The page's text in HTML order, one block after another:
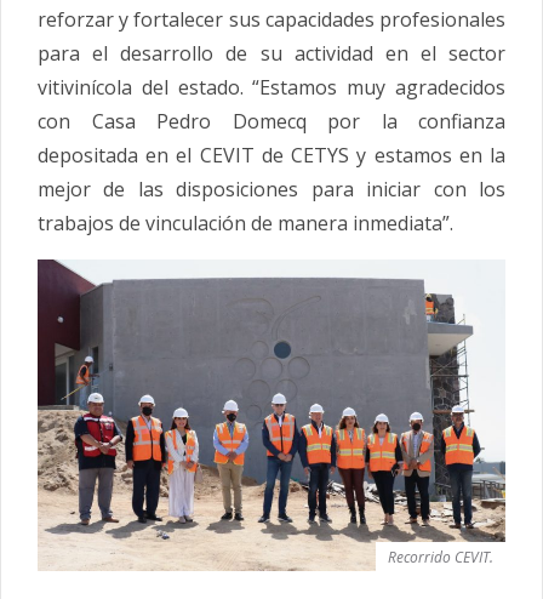
reforzar y fortalecer sus capacidades profesionales
para el desarrollo de su actividad en el sector
vitivinícola del estado. “Estamos muy agradecidos
con Casa Pedro Domecq por la confianza
depositada en el CEVIT de CETYS y estamos en la
mejor de las disposiciones para iniciar con los
trabajos de vinculación de manera inmediata”.
Recorrido CEVIT.